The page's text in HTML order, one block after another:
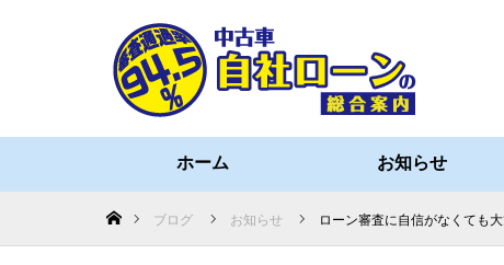
ホーム お知らせ
ブログ
お知らせ ローン審査に自信がなくても